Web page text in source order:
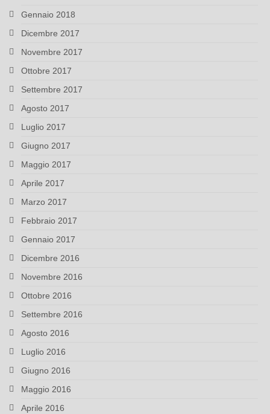
Gennaio 2018
Dicembre 2017
Novembre 2017
Ottobre 2017
Settembre 2017
Agosto 2017
Luglio 2017
Giugno 2017
Maggio 2017
Aprile 2017
Marzo 2017
Febbraio 2017
Gennaio 2017
Dicembre 2016
Novembre 2016
Ottobre 2016
Settembre 2016
Agosto 2016
Luglio 2016
Giugno 2016
Maggio 2016
Aprile 2016